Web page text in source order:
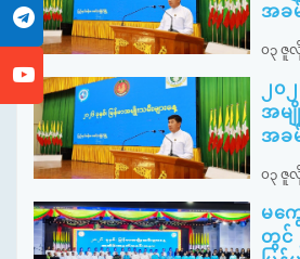
အခ
၀၃ ဇူ
၂၀
အမျို
အခ
၀၃ ဇူ
မကွ
တွင်